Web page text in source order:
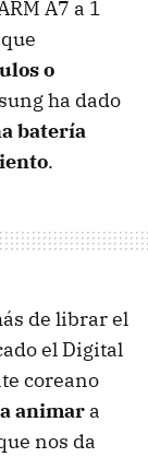
A7 a 1
o
ha dado
batería
.
de librar el
el Digital
coreano
animar a
nos da